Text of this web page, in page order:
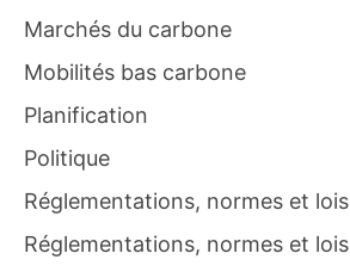
Marchés du carbone
Mobilités bas carbone
Planification
Politique
Réglementations, normes et lois
Réglementations, normes et lois